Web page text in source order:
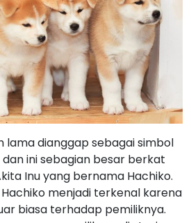
lama dianggap sebagai simbol
ini sebagian besar berkat
Inu yang bernama Hachiko.
Hachiko menjadi terkenal karena
biasa terhadap pemiliknya.